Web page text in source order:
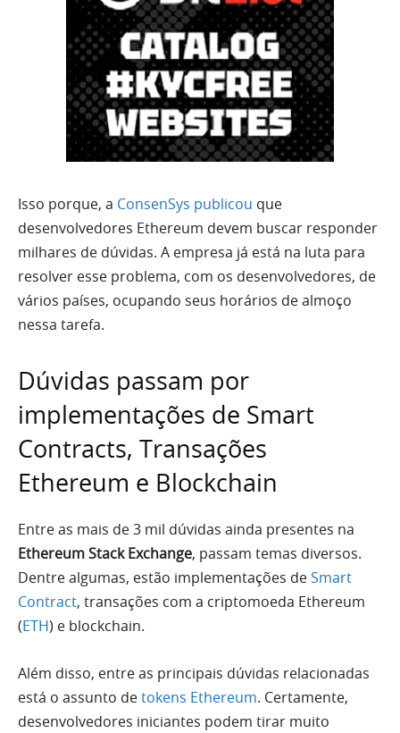
Isso porque, a ConsenSys publicou que
desenvolvedores Ethereum devem buscar responder
milhares de dúvidas. A empresa já está na luta para
resolver esse problema, com os desenvolvedores, de
vários países, ocupando seus horários de almoço
nessa tarefa.
Dúvidas passam por
implementações de Smart
Contracts, Transações
Ethereum e Blockchain
Entre as mais de 3 mil dúvidas ainda presentes na
Ethereum Stack Exchange, passam temas diversos.
Dentre algumas, estão implementações deSmart
Contract, transações com a criptomoeda Ethereum
(ETH) e blockchain.
Além disso, entre as principais dúvidas relacionadas
está o assunto detokens Ethereum. Certamente,
desenvolvedores iniciantes podem tirar muito